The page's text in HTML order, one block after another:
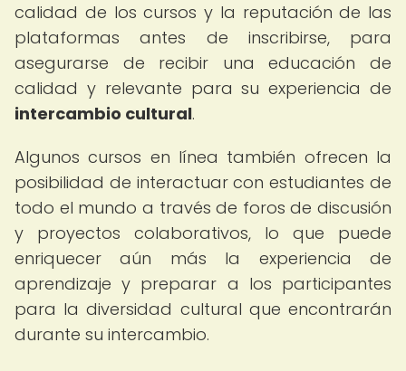
calidad de los cursos y la reputación de las
plataformas antes de inscribirse, para
asegurarse de recibir una educación de
calidad y relevante para su experiencia de
intercambio cultural.
Algunos cursos en línea también ofrecen la
posibilidad de interactuar con estudiantes de
todo el mundo a través de foros de discusión
y proyectos colaborativos, lo que puede
enriquecer aún más la experiencia de
aprendizaje y preparar a los participantes
para la diversidad cultural que encontrarán
durante su intercambio.